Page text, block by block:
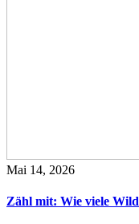
Mai 14, 2026
Zähl mit: Wie viele